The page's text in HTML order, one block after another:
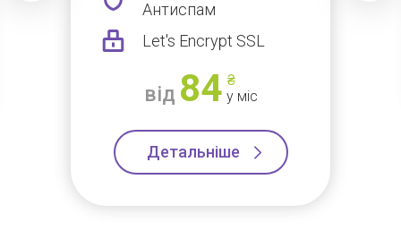
Антиспам
Let's Encrypt SSL
від 84 ₴
у міс
Детальніше